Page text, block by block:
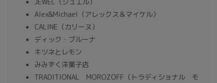
Alex&Michael（アレックス＆マイケル）
CALINE（カリーヌ）
ディック・ブルーナ
キツネとレモン
みみずく洋菓子店
TRADITIONAL MOROZOFF（トラディショナル モ